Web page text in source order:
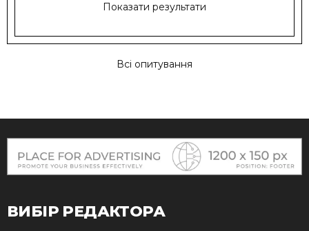
Показати результати
Всі опитування
ВИБІР РЕДАКТОРА